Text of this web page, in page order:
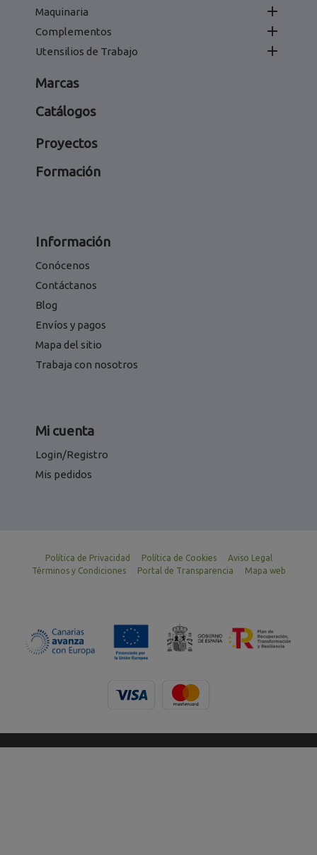
Maquinaria 
Complementos 
Utensilios de Trabajo 
Marcas
Catálogos
Proyectos
Formación
Información
Conócenos
Contáctanos
Blog
Envíos y pagos
Mapa del sitio
Trabaja con nosotros
Mi cuenta
Login/Registro
Mis pedidos
Política de Privacidad Política de Cookies
Aviso Legal
Términos y Condiciones
Portal de Transparencia Mapa web